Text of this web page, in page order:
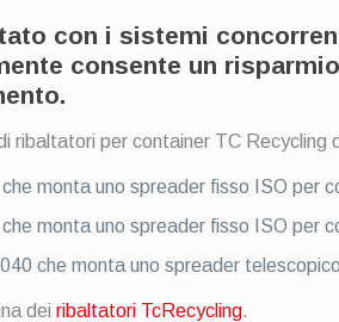
con i sistemi
consente un
di ribaltatori per container TC
monta uno spreader fisso ISO per
monta uno spreader fisso ISO per
che monta uno spreader
deiribaltatori TcRecycling.